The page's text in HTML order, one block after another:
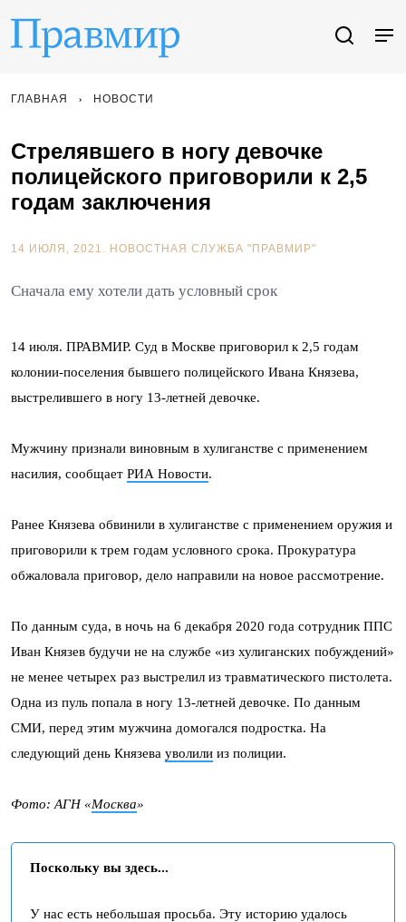
ГЛАВНАЯ НОВОСТИ
Стрелявшего в ногу девочке
полицейского приговорили к 2,5
годам заключения
14 ИЮЛЯ, 2021. НОВОСТНАЯ СЛУЖБА "ПРАВМИР"
Сначала ему хотели дать условный срок
14 июля. ПРАВМИР. Суд в Москве приговорил к 2,5 годам
колонии-поселения бывшего полицейского Ивана Князева,
выстрелившего в ногу 13-летней девочке.
Мужчину признали виновным в хулиганстве с применением
насилия, сообщает РИА Новости.
Ранее Князева обвинили в хулиганстве с применением оружия и
приговорили к трем годам условного срока. Прокуратура
обжаловала приговор, дело направили на новое рассмотрение.
По данным суда, в ночь на 6 декабря 2020 года сотрудник ППС
Иван Князев будучи не на службе «из хулиганских побуждений»
не менее четырех раз выстрелил из травматического пистолета.
Одна из пуль попала в ногу 13-летней девочке. По данным
СМИ, перед этим мужчина домогался подростка. На
следующий день Князева уволили из полиции.
Фото: АГН «Москва»
Поскольку вы здесь...
У нас есть небольшая просьба. Эту историю удалось